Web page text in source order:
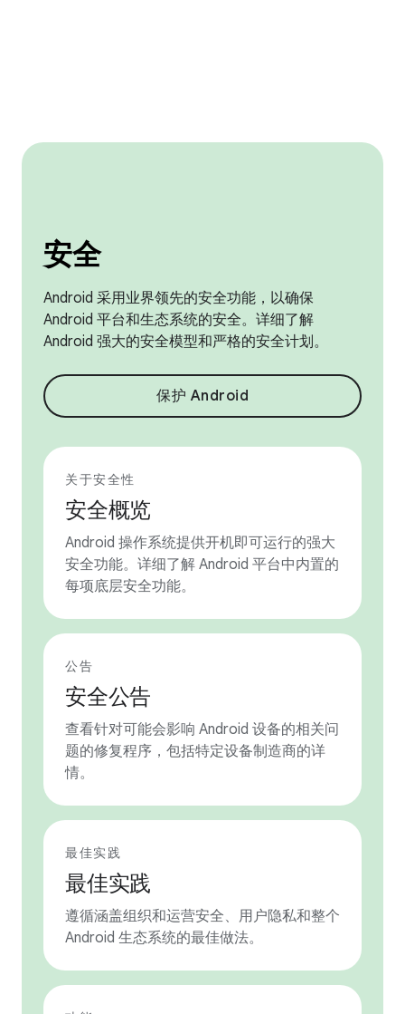
安全
Android 采用业界领先的安全功能，以确保
Android 平台和生态系统的安全。详细了解
Android 强大的安全模型和严格的安全计划。
保护 Android
关于安全性
安全概览
Android 操作系统提供开机即可运行的强大
安全功能。详细了解 Android 平台中内置的
每项底层安全功能。
公告
安全公告
查看针对可能会影响 Android 设备的相关问
题的修复程序，包括特定设备制造商的详
情。
最佳实践
最佳实践
遵循涵盖组织和运营安全、用户隐私和整个
Android 生态系统的最佳做法。